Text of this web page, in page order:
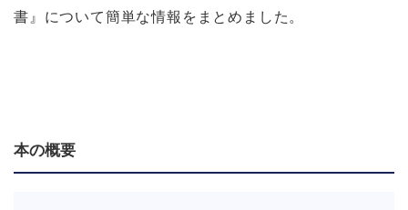
書』について簡単な情報をまとめました。
本の概要